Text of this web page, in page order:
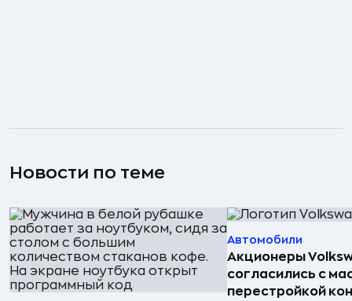
Новости по теме
Автомобили
Акционеры
согласились с
перестройкой